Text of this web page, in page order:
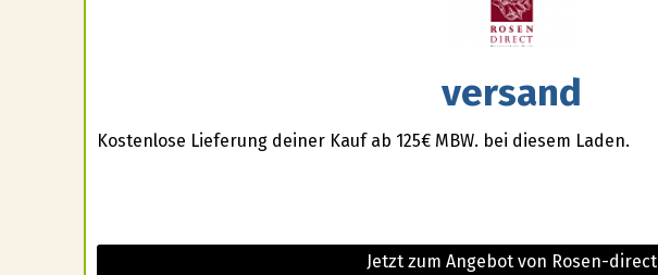
versand
Kostenlose Lieferung deiner Kauf ab 125€ MBW. bei diesem Laden.
Jetzt zum Angebot von Rosen-direct